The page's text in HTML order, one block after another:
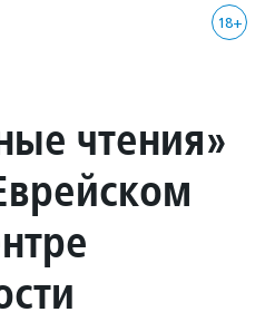
18+
чтения»